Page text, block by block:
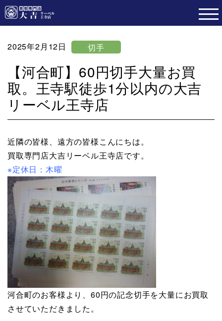
2025年2月12日 切手
【河合町】60円切手大量お買
取。王寺駅徒歩1分以内の大吉
リーベル王寺店
近隣の皆様、遠方の皆様こんにちは。
買取専門店大吉リーベル王寺店です。
※定休日：木曜
河合町のお客様より、60円の記念切手を大量にお買取
させていただきました。